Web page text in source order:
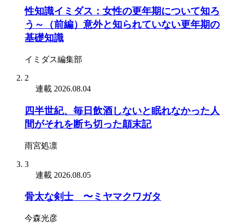
性知識イミダス：女性の更年期について知ろ
う～（前編）意外と知られていない更年期の
基礎知識
イミダス編集部
2
連載 2026.08.04
四半世紀、毎日飲酒しないと眠れなかった人
間がそれを断ち切った顛末記
雨宮処凛
3
連載 2026.08.05
骨太な剣士 〜ミヤマクワガタ
今森光彦